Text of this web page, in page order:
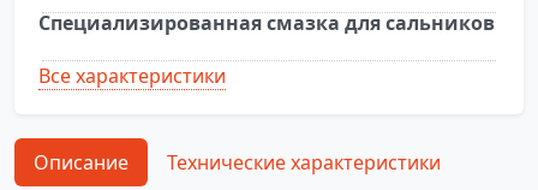
Специализированная смазка для сальников
Все характеристики
Описание
Технические характеристики